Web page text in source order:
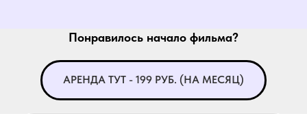
Понравилось начало фильма?
АРЕНДА ТУТ - 199 РУБ. (НА МЕСЯЦ)